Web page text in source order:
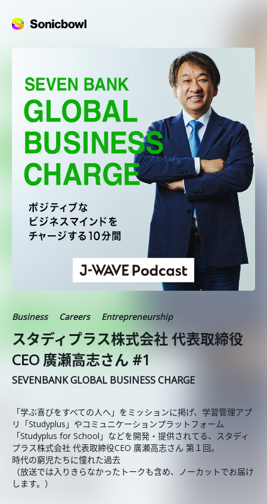
Business Careers Entrepreneurship
スタディプラス株式会社 代表取締役
CEO 廣瀬高志さん #1
SEVENBANK GLOBAL BUSINESS CHARGE
「学ぶ喜びをすべての人へ」をミッションに掲げ、学習管理アプ
リ「Studyplus」やコミュニケーションプラットフォーム
「Studyplus for School」などを開発・提供されてる、スタディ
プラス株式会社 代表取締役CEO 廣瀬高志さん 第１回。
時代の窮児たちに憧れた過去
（放送では入りきらなかったトークも含め、ノーカットでお届け
します。）